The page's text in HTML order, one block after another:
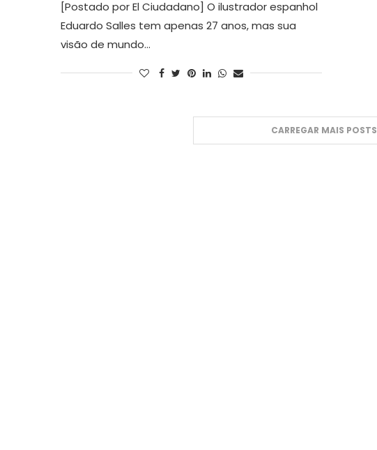
[Postado por El Ciudadano] O ilustrador espanhol
Eduardo Salles tem apenas 27 anos, mas sua
visão de mundo…
CARREGAR MAIS POSTS